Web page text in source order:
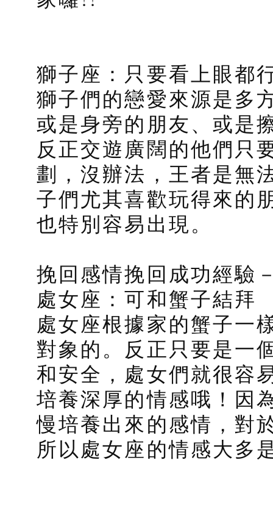
獅子座：只要看上眼都
獅子們的戀愛來源是多
或是身旁的朋友、或是
反正交遊廣闊的他們只
劃，沒辦法，王者是無
子們尤其喜歡玩得來的
也特別容易出現。
挽回感情挽回成功經驗
處女座：可和蟹子結拜
處女座根據家的蟹子一
對象的。反正只要是一
和安全，處女們就很容
培養深厚的情感哦！因
慢培養出來的感情，對
所以處女座的情感大多